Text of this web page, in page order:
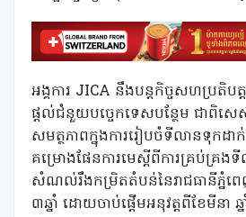
អង្គការ JICA នឹងបន្តកិច្ចសហប្រតិបត្
ផ្តល់ជំនួយបច្ចេកទេសបន្ថែម ជាពិស
សមត្ថភាពក្នុងការរៀបចំទីលានទុកដ
គម្រោងផែនការមេស្តីពីការគ្រប់គ្រង
សំណល់រឹងកម្រិតតំបន់នៃរាជធានីភ្នំព
៣ឆ្នាំ ដោយចាប់ផ្តើមអនុវត្តពីខែមីនា